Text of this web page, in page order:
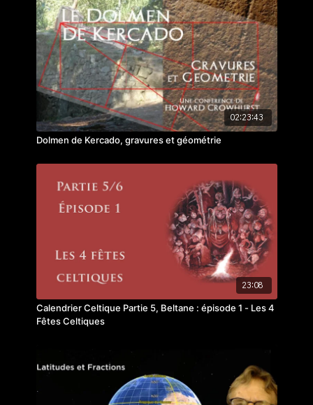
02:23:43
Dolmen de Kercado, gravures et géométrie
23:08
Calendrier Celtique Partie 5, Beltane : épisode 1 - Les 4
Fêtes Celtiques